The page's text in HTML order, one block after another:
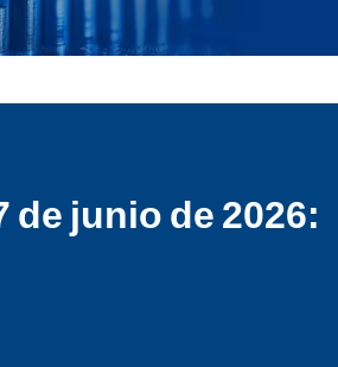
junio de 2026: